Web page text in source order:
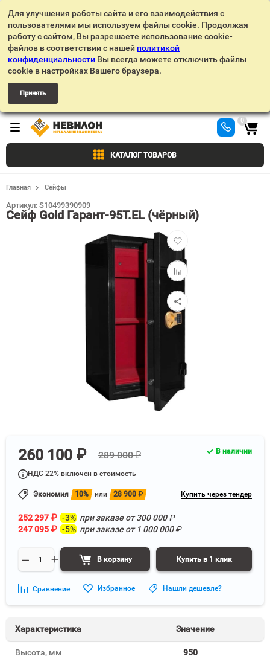
Для улучшения работы сайта и его взаимодействия с
пользователями мы используем файлы cookie. Продолжая
работу с сайтом, Вы разрешаете использование cookie-
файлов в соответствии с нашей политикой
конфиденциальности Вы всегда можете отключить файлы
cookie в настройках Вашего браузера.
Принять
КАТАЛОГ ТОВАРОВ
0
Главная Сейфы
Сейф Gold Гарант-95T.EL (чёрный)
Артикул: S10499390909
Добавить
в
избранное
Добавить
к
сравнению
260 100 ₽ 289 000 ₽
НДС 22% включен в стоимость
Экономия 10% или 28 900 ₽ Купить через тендер
252 297 ₽ -3% при заказе от300 000₽
247 095 ₽ -5% при заказе от 1 000 000₽
В корзину Купить в 1 клик
В наличии
Сравнение Избранное Нашли дешевле?
Характеристика Значение
Высота, мм 950